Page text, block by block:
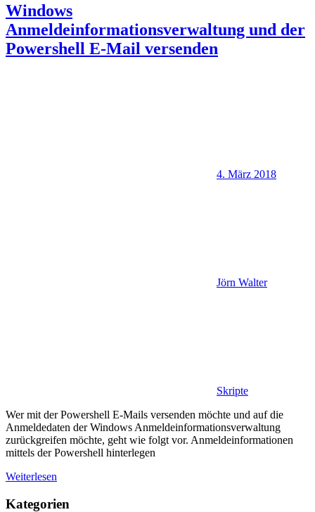
Windows
Anmeldeinformationsverwaltung und der
Powershell E-Mail versenden
4. März 2018
Jörn Walter
Skripte
Wer mit der Powershell E-Mails versenden möchte und auf die
Anmeldedaten der Windows Anmeldeinformationsverwaltung
zurückgreifen möchte, geht wie folgt vor. Anmeldeinformationen
mittels der Powershell hinterlegen
Weiterlesen
Kategorien